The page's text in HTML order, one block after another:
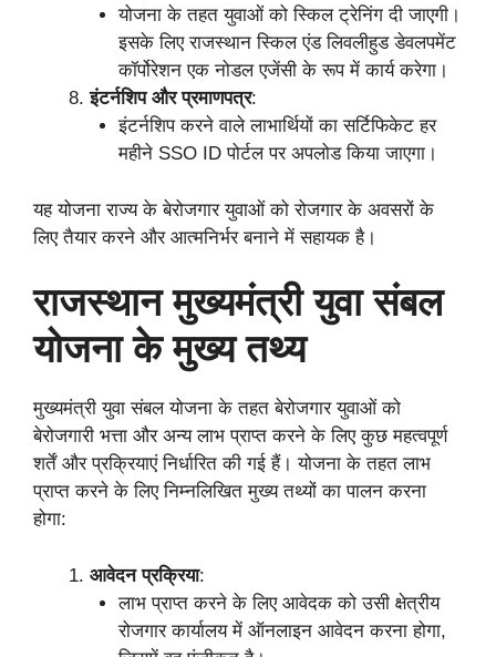
योजना के तहत युवाओं को स्किल ट्रेनिंग दी जाएगी।
इसके लिए राजस्थान स्किल एंड लिवलीहुड डेवलपमेंट
कॉर्पोरेशन एक नोडल एजेंसी के रूप में कार्य करेगा।
इंटर्नशिप और प्रमाणपत्र:
इंटर्नशिप करने वाले लाभार्थियों का सर्टिफिकेट हर
महीने SSO ID पोर्टल पर अपलोड किया जाएगा।
यह योजना राज्य के बेरोजगार युवाओं को रोजगार के अवसरों के
लिए तैयार करने और आत्मनिर्भर बनाने में सहायक है।
राजस्थान मुख्यमंत्री युवा संबल
योजना के मुख्य तथ्य
मुख्यमंत्री युवा संबल योजना के तहत बेरोजगार युवाओं को
बेरोजगारी भत्ता और अन्य लाभ प्राप्त करने के लिए कुछ महत्वपूर्ण
शर्तें और प्रक्रियाएं निर्धारित की गई हैं। योजना के तहत लाभ
प्राप्त करने के लिए निम्नलिखित मुख्य तथ्यों का पालन करना
होगा:
आवेदन प्रक्रिया:
लाभ प्राप्त करने के लिए आवेदक को उसी क्षेत्रीय
रोजगार कार्यालय में ऑनलाइन आवेदन करना होगा,